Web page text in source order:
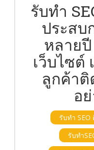
รับทำ
ประสบ
หลายปี
เว็บไซต์
ลูกค้าติ
อ
รับทำ SEO
รับทำ